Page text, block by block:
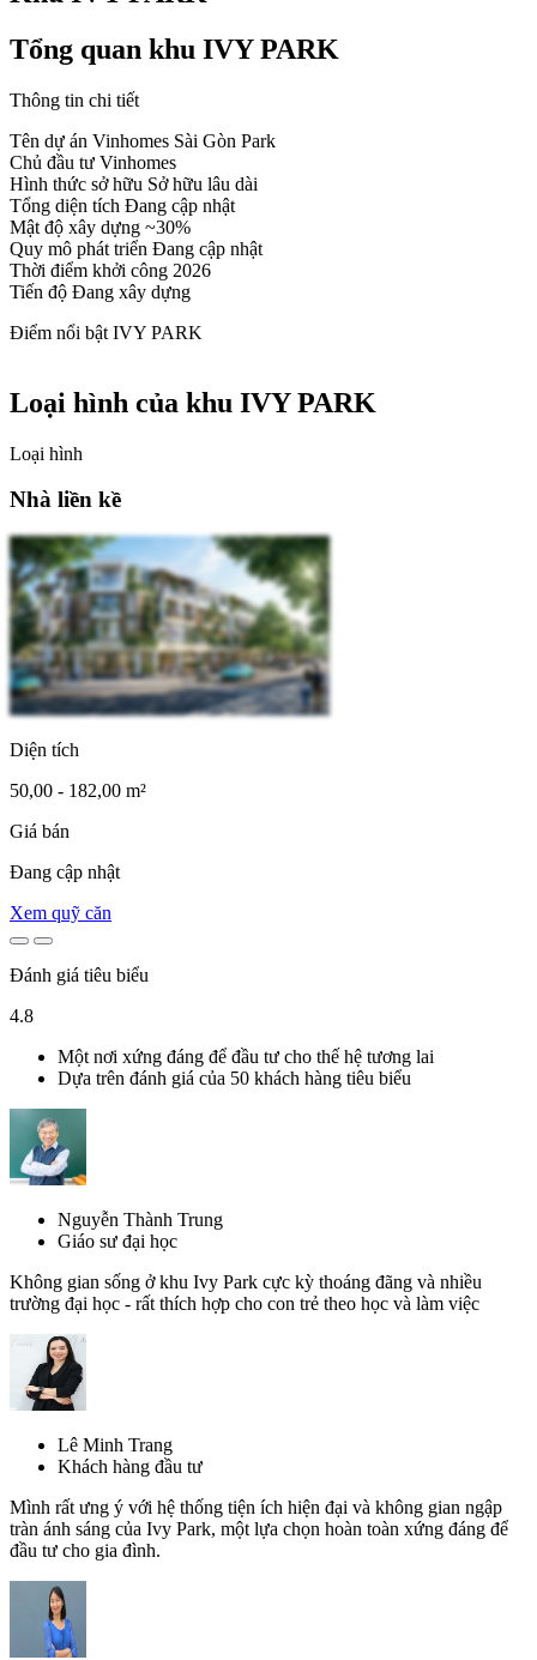
Tổng quan khu IVY PARK
Thông tin chi tiết
Tên dự án Vinhomes Sài Gòn Park
Chủ đầu tư Vinhomes
Hình thức sở hữu Sở hữu lâu dài
Tổng diện tích Đang cập nhật
Mật độ xây dựng ~30%
Quy mô phát triển Đang cập nhật
Thời điểm khởi công 2026
Tiến độ Đang xây dựng
Điểm nổi bật IVY PARK
Loại hình của khu IVY PARK
Loại hình
Nhà liền kề
Diện tích
50,00 - 182,00 m²
Giá bán
Đang cập nhật
Xem quỹ căn
Đánh giá tiêu biểu
4.8
Một nơi xứng đáng để đầu tư cho thế hệ tương lai
Dựa trên đánh giá của 50 khách hàng tiêu biểu
Nguyễn Thành Trung
Giáo sư đại học
Không gian sống ở khu Ivy Park cực kỳ thoáng đãng và nhiều
trường đại học - rất thích hợp cho con trẻ theo học và làm việc
Lê Minh Trang
Khách hàng đầu tư
Mình rất ưng ý với hệ thống tiện ích hiện đại và không gian ngập
tràn ánh sáng của Ivy Park, một lựa chọn hoàn toàn xứng đáng để
đầu tư cho gia đình.